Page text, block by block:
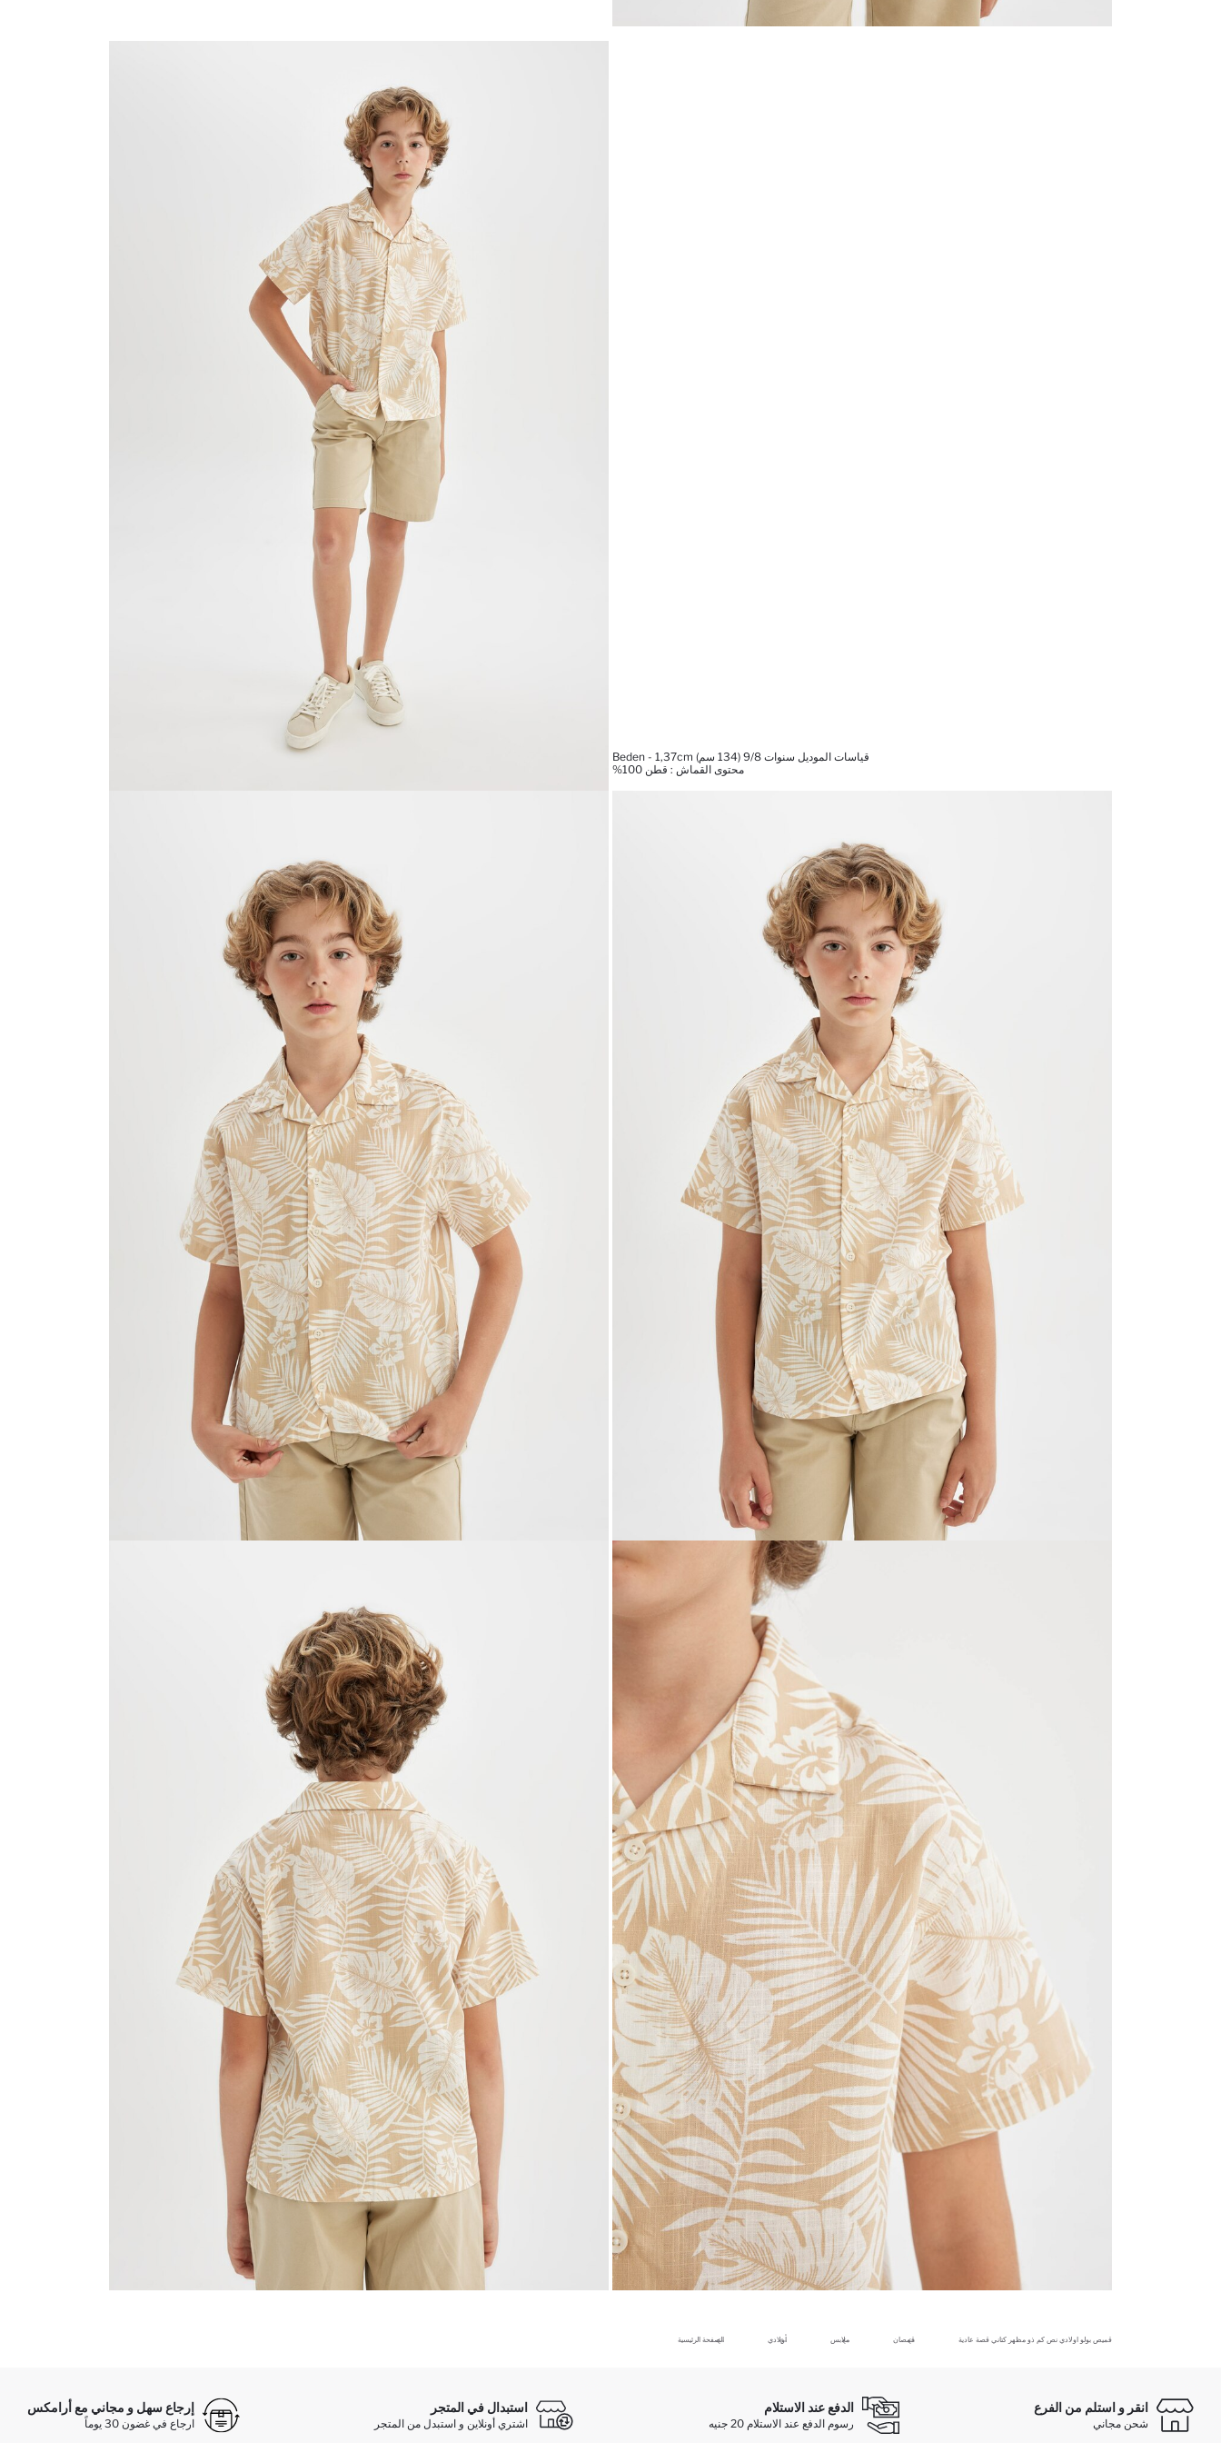
قياسات الموديل سنوات 9/8 (134 سم) Beden - 1,37cm
محتوى القماش : قطن 100%
الصفحة الرئيسية أولادي ملابس قمصان قميص بولو اولادي نص كم ذو مظهر كتاني قصة عادية
انقر و استلم من الفرع
شحن مجاني
الدفع عند الاستلام
رسوم الدفع عند الاستلام 20 جنيه
استبدال في المتجر
اشتري أونلاين و استبدل من المتجر
إرجاع سهل و مجاني مع أرامكس
ارجاع في غضون 30 يوماً